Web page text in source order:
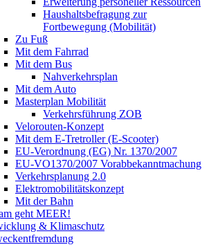
Haushaltsbefragung zur
Fortbewegung (Mobilität)
Zu Fuß
Mit dem Fahrrad
Mit dem Bus
Nahverkehrsplan
Mit dem Auto
Masterplan Mobilität
Verkehrsführung ZOB
Velorouten-Konzept
Mit dem E-Tretroller (E-Scooter)
EU-Verordnung (EG) Nr. 1370/2007
EU-VO1370/2007 Vorabbekanntmachung
Verkehrsplanung 2.0
Elektromobilitätskonzept
Mit der Bahn
geht MEER!
& Klimaschutz